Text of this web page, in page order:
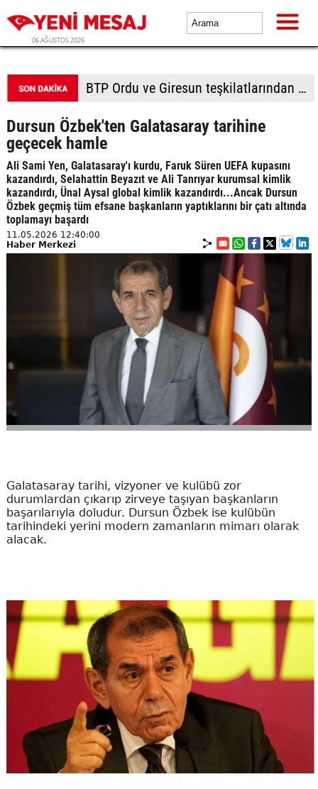
06 AĞUSTOS 2026
AR-GE'ye geçen yıl 253,5 milyar lira harcandı
Dursun Özbek'ten Galatasaray tarihine
geçecek hamle
Ali Sami Yen, Galatasaray'ı kurdu, Faruk Süren UEFA kupasını
kazandırdı, Selahattin Beyazıt ve Ali Tanrıyar kurumsal kimlik
kazandırdı, Ünal Aysal global kimlik kazandırdı...Ancak Dursun
Özbek geçmiş tüm efsane başkanların yaptıklarını bir çatı altında
toplamayı başardı
11.05.2026 12:40:00
Haber Merkezi
Galatasaray tarihi, vizyoner ve kulübü zor
durumlardan çıkarıp zirveye taşıyan başkanların
başarılarıyla doludur. Dursun Özbek ise kulübün
tarihindeki yerini modern zamanların mimarı olarak
alacak.